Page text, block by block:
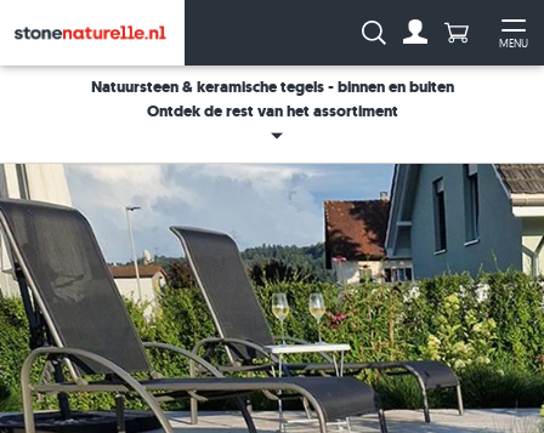
MENU
Zoeken: Aantal
Natuursteen & keramische tegels - binnen en buiten
Ontdek de rest van het assortiment